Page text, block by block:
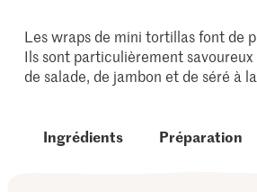
Les wraps de mini tortillas font de
Ils sont particulièrement
de salade, de jambon et de séré à
Ingrédients Préparation